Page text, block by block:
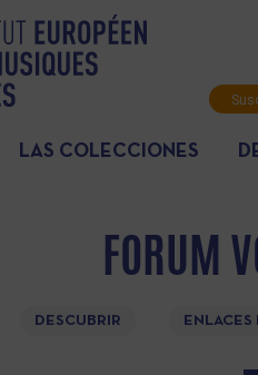
LAS COLECCIONES
FORUM
DESCUBRIR